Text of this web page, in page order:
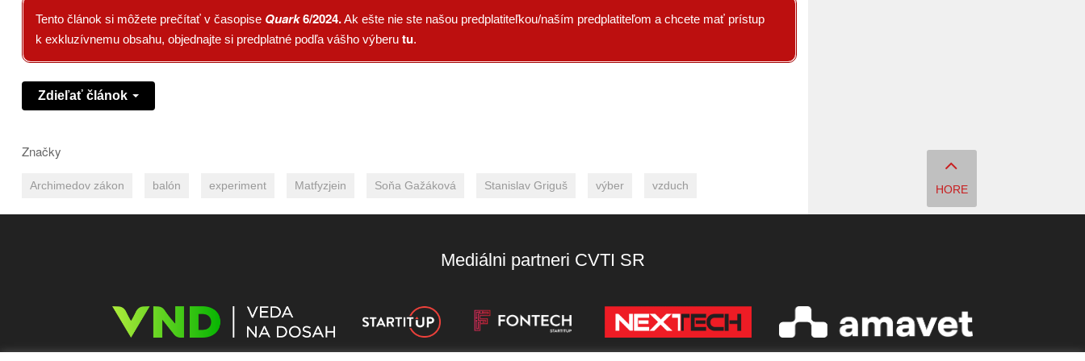
Tento článok si môžete prečítať v časopise Quark6/2024.Ak ešte nie ste našou predplatiteľkou/naším predplatiteľom a chcete mať prístup
k exkluzívnemu obsahu, objednajte si predplatné podľa vášho výberu tu.
Zdieľať článok
Značky
Archimedov zákon balón experiment Matfyzjein Soňa Gažáková Stanislav Griguš výber vzduch HORE
Mediálni partneri CVTI SR